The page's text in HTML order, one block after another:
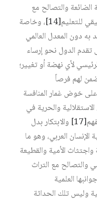
والتصالح مع
للتعليم[14]
، وخاصة
به دون المعدل العالمي
تقدم الدول نحو إرساء
لأي نهضة أو تغيير؛
لهم فرصاً
خوض غمار المنافسة
والحرية في
[17]
والابتكار بدل
العربي، وهو ما
الأمية والقطيعة
والتصالح مع التراث
العلمية
وليس تلك الحداثة